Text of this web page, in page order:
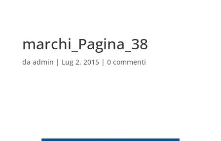
marchi_Pagina_38
da admin | Lug 2, 2015| 0 commenti